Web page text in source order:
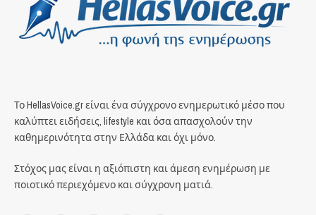
Το HellasVoice.gr είναι ένα σύγχρονο ενημερωτικό μέσο που
καλύπτει ειδήσεις, lifestyle και όσα απασχολούν την
καθημερινότητα στην Ελλάδα και όχι μόνο.
Στόχος μας είναι η αξιόπιστη και άμεση ενημέρωση με
ποιοτικό περιεχόμενο και σύγχρονη ματιά.